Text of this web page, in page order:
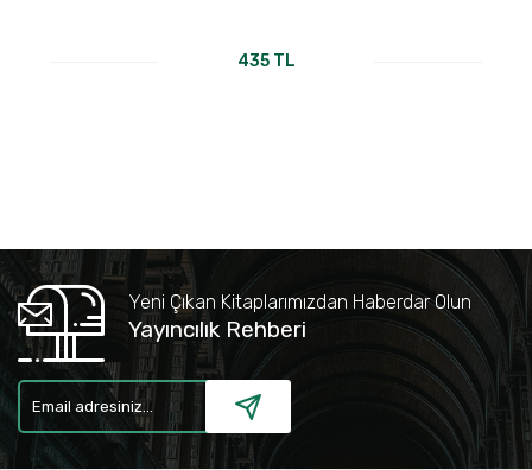
435 TL
Yeni Çıkan Kitaplarımızdan Haberdar Olun
Yayıncılık Rehberi